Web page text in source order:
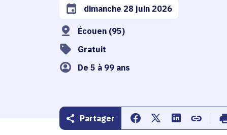
Date de l'arrêté
dimanche 28 juin 2026
Écouen (95)
Gratuit
De 5 à 99 ans
Partager Partager sur Facebook
Partager sur
Partager sur
Copier